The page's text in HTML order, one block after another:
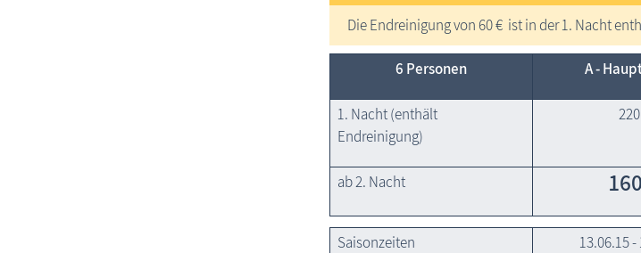
Die Endreinigung von 60 € ist in der 1. Nacht
6 Personen A -
1. Nacht (enthält
Endreinigung)
ab 2. Nacht
Saisonzeiten
13.06.15 -